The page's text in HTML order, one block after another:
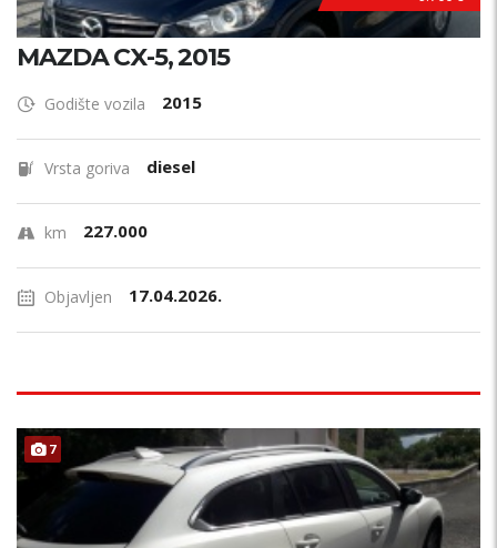
MAZDA CX-5, 2015
Godište vozila 2015
Vrsta goriva diesel
km 227.000
Objavljen 17.04.2026.
7